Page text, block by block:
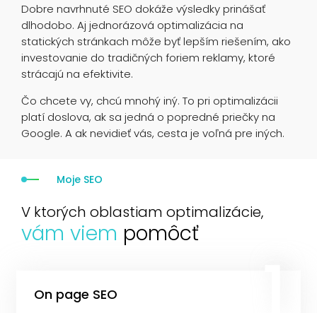
Dobre navrhnuté SEO dokáže výsledky prinášať
dlhodobo. Aj jednorázová optimalizácia na
statických stránkach môže byť lepším riešením, ako
investovanie do tradičných foriem reklamy, ktoré
strácajú na efektivite.
Čo chcete vy, chcú mnohý iný. To pri optimalizácii
platí doslova, ak sa jedná o popredné priečky na
Google. A ak nevidieť vás, cesta je voľná pre iných.
Moje SEO
V ktorých oblastiam optimalizácie,
vám viem pomôcť
On page SEO